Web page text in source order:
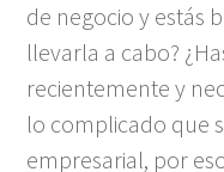
de negocio y estás
llevarla a cabo?
recientemente y
lo complicado que
empresarial, por